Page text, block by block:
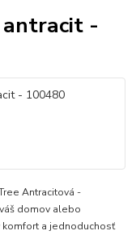
antracit -
Antracitová -
domov alebo
komfort a jednoduchosť